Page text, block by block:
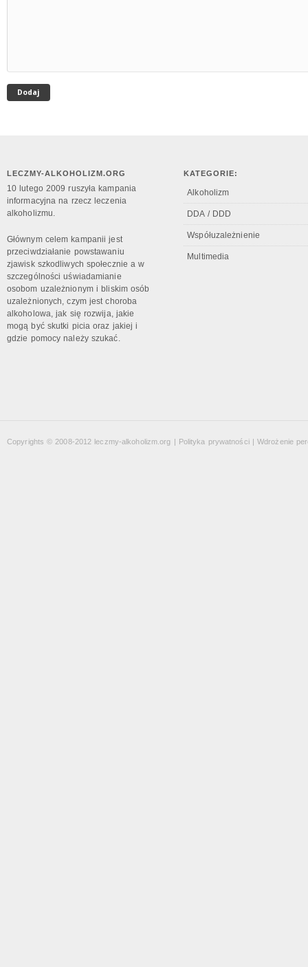
LECZMY-ALKOHOLIZM.ORG
10 lutego 2009 ruszyła kampania
informacyjna na rzecz leczenia
alkoholizmu.
Głównym celem kampanii jest
przeciwdziałanie powstawaniu
zjawisk szkodliwych społecznie a w
szczególności uświadamianie
osobom uzależnionym i bliskim osób
uzależnionych, czym jest choroba
alkoholowa, jak się rozwija, jakie
mogą być skutki picia oraz jakiej i
gdzie pomocy należy szukać.
KATEGORIE:
Alkoholizm
DDA / DDD
Współuzależnienie
Multimedia
Copyrights © 2008-2012 leczmy-alkoholizm.org | Polityka prywatności| Wdrożenie